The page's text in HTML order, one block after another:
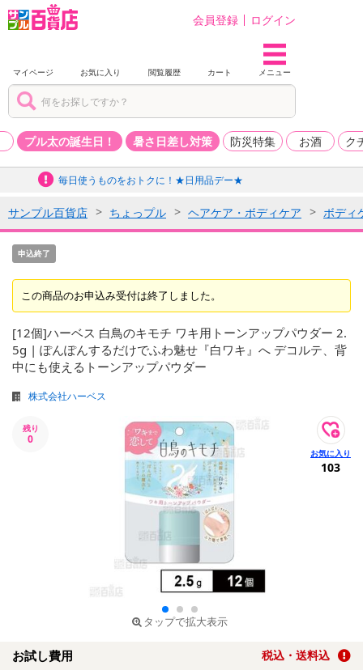
会員登録 ログイン
マイページ お気に入り 閲覧履歴 カート メニュー
プル太の誕生日！ 暑さ日差し対策 防災特集 お酒 ク
毎日使うものをおトクに！★日用品デー★
サンプル百貨店 ちょっプル ヘアケア・ボディケア ボディ
申込終了
この商品のお申込み受付は終了しました。
[12個]ハーベス 白鳥のキモチ ワキ用トーンアップパウダー 2.
5g | ぽんぽんするだけでふわ魅せ『白ワキ』へ デコルテ、背
中にも使えるトーンアップパウダー
株式会社ハーベス
残り
0
タップで拡大表示
103
お試し費用 税込・送料込